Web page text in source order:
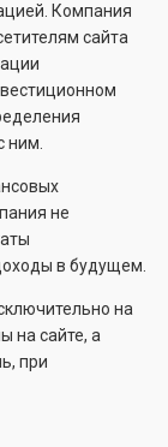
Компания
сайта
ним.
не
в будущем.
на
на сайте, а
при